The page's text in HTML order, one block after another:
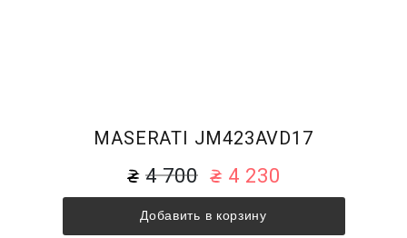
MASERATI JM423AVD17
4 700 4 230
Добавить в корзину